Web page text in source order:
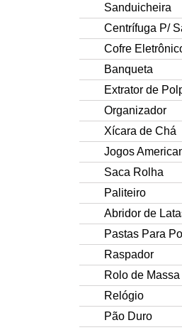
Sanduicheira
Centrífuga P/
Cofre
Banqueta
Extrator de
Organizador
Xícara de Chá
Jogos
Saca Rolha
Paliteiro
Abridor de
Pastas Para
Raspador
Rolo de Massa
Relógio
Pão Duro